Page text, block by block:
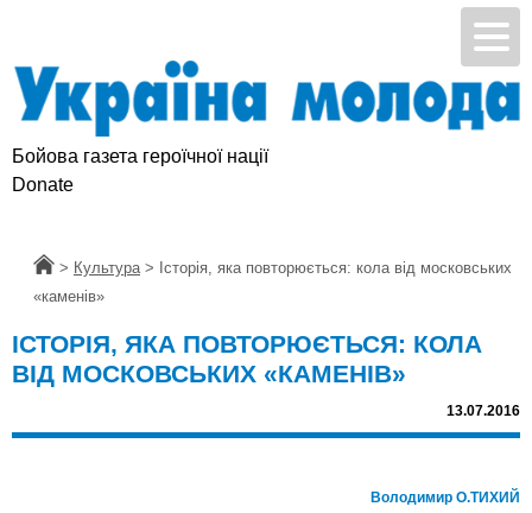
Бойова газета героїчної нації
Підтримай УМ
Головна
> Культура > Історія, яка повторюється: кола від московських
«каменів»
ІСТОРІЯ, ЯКА ПОВТОРЮЄТЬСЯ: КОЛА
ВІД МОСКОВСЬКИХ «КАМЕНІВ»
13.07.2016
Володимир О.ТИХИЙ